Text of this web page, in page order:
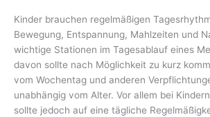
einen
gelasseneren
Umgang
mit
Blutzuckerwerten
Kinder brauchen regelmäßigen
Bewegung, Entspannung, Mahlzeiten und
wichtige Stationen im Tagesablauf eines
davon sollte nach Möglichkeit zu kurz
vom Wochentag und anderen
unabhängig vom Alter. Vor allem bei
sollte jedoch auf eine tägliche